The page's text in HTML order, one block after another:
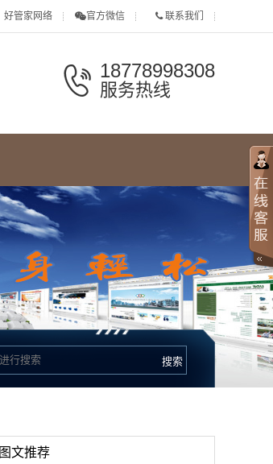
好管家网络 官方微信 联系我们
18778998308
服务热线
图文推荐